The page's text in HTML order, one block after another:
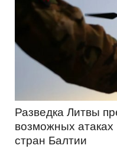
Разведка Литвы
возможных
стран Балтии